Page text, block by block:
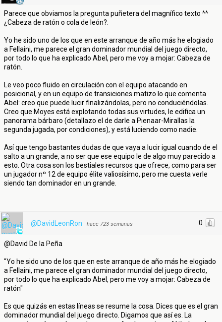
Parece que obviamos la pregunta puñetera del magnífico texto ^^
¿Cabeza de ratón o cola de león?.
Yo he sido uno de los que en este arranque de año más he elogiado
a Fellaini, me parece el gran dominador mundial del juego directo,
por todo lo que ha explicado Abel, pero me voy a mojar: Cabeza de
ratón.
Le veo poco fluido en circulación con el equipo atacando en
posicional, y en un equipo de transiciones matizo lo que comenta
Abel: creo que puede lucir finalizándolas, pero no conduciéndolas.
Creo que Moyes está explotando todas sus virtudes, le edifica un
panorama bárbaro (detallazo el de darle a Pienaar-Mirallas la
segunda jugada, por condiciones), y está luciendo como nadie.
Así que tengo bastantes dudas de que vaya a lucir igual cuando de el
salto a un grande, a no ser que ese equipo le de algo muy parecido a
esto. Otra cosa son los bestiales recursos que ofrece, como para ser
un jugador nº 12 de equipo élite valiosísimo, pero me cuesta verle
siendo tan dominador en un grande.
0
@DavidLeonRon · hace 723 semanas
@David De la Peña
"Yo he sido uno de los que en este arranque de año más he elogiado
a Fellaini, me parece el gran dominador mundial del juego directo,
por todo lo que ha explicado Abel, pero me voy a mojar: Cabeza de
ratón"
Es que quizás en estas líneas se resume la cosa. Dices que es el gran
dominador mundial del juego directo. Digamos que así es. La